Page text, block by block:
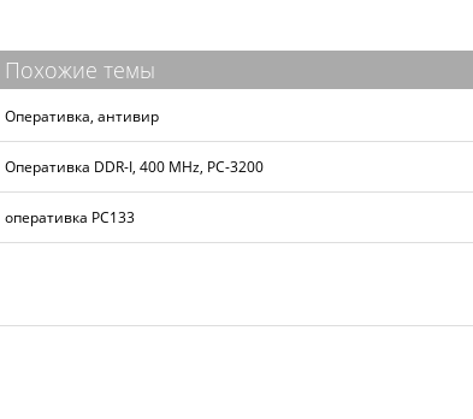
Похожие темы
Оперативка, антивир
Оперативка DDR-I, 400 MHz, PC-3200
оперативка PC133